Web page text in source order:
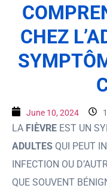
CHEZ
June 10, 2024
LA FIÈVRE EST UN
ADULTES QUI PEUT
INFECTION OU
QUE SOUVENT